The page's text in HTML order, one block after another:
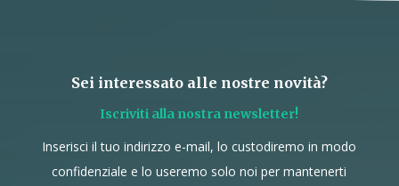
Sei interessato alle nostre novità?
Iscriviti alla nostra newsletter!
Inserisci il tuo indirizzo e-mail, lo custodiremo in modo
confidenziale e lo useremo solo noi per mantenerti